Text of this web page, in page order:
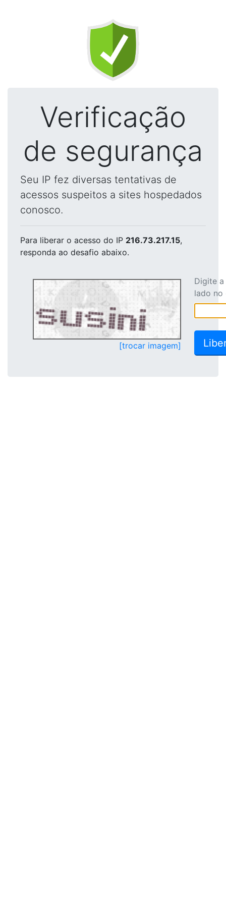
Verificação
de segurança
Seu IP fez diversas tentativas de
acessos suspeitos a sites hospedados
conosco.
Para liberar o acesso do IP 216.73.217.15,
responda ao desafio abaixo.
[trocar imagem]
Digite
lado no